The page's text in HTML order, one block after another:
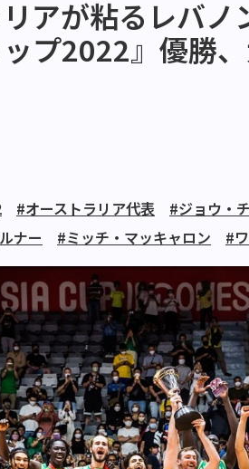
アが粘るレバノ
ップ2022』優勝
#オーストラリア代表 #ジョウ・
ナー
#ミッチ・マッキャロン #